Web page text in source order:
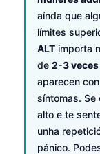
aínda que
límites
ALT importa
de 2-3 veces
aparecen
síntomas. Se
alto e te
unha
pánico.